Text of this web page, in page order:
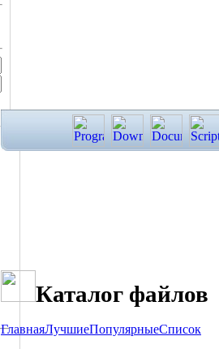
Каталог файлов
ГлавнаяЛучшиеПопулярныеСписок